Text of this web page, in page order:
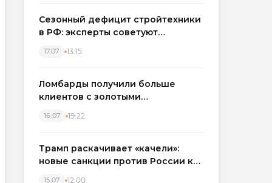
Сезонный дефицит стройтехники
в РФ: эксперты советуют
17.07 13:15
Ломбарды получили больше
клиентов с золотыми
вырос на фоне подорожания
16.07 19:22
Трамп раскачивает «качели»:
новые санкции против России как
15.07 12:00